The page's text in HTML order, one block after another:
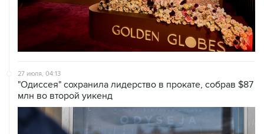
27 июля, 04:13
"Одиссея" сохранила лидерство в прокате, собрав $87
млн во второй уикенд